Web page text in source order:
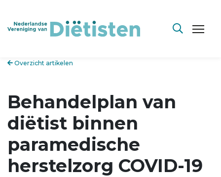
Overzicht artikelen
Behandelplan van
diëtist binnen
paramedische
herstelzorg COVID-19